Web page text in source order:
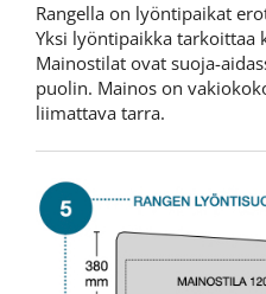
Rangella on lyöntipaikat
Yksi lyöntipaikka tarkoittaa
Mainostilat ovat suoja-
puolin. Mainos on
liimattava tarra.